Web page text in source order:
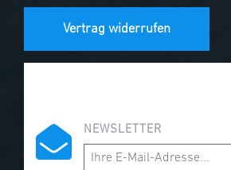
Vertrag widerrufen
NEWSLETTER